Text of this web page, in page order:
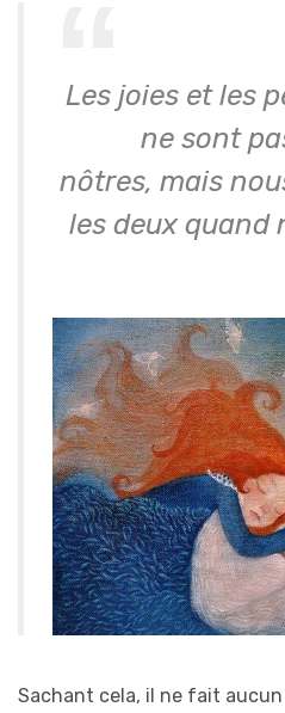
Les joies et les
ne sont
nôtres, mais
les deux quand
Sachant cela, il ne fait